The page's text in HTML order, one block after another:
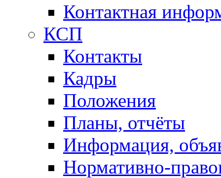
Контактная
КСП
Контакты
Кадры
Положения
Планы, отчёты
Информация,
Нормативно-